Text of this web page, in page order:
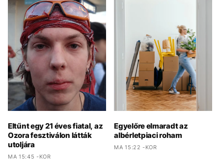
Eltűnt egy 21 éves fiatal, az
Ozora fesztiválon látták
utoljára
MA 15:45 -KOR
Egyelőre elmaradt az
albérletpiaci roham
MA 15:22 -KOR